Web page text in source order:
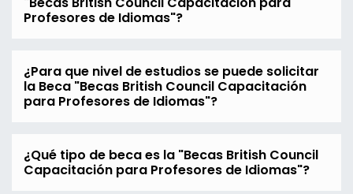
Profesores de Idiomas"?
¿Para que nivel de estudios se puede solicitar
la Beca "Becas British Council Capacitación
para Profesores de Idiomas"?
¿Qué tipo de beca es la "Becas British Council
Capacitación para Profesores de Idiomas"?